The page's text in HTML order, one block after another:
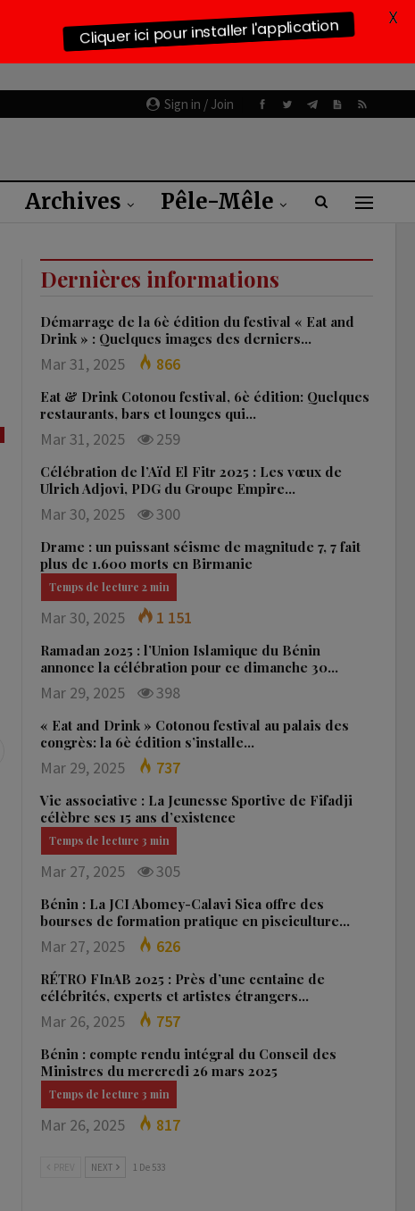
Sign in / Join
Archives Pêle-Mêle
Dernières informations
Démarrage de la 6è édition du festival « Eat and
Drink » : Quelques images des derniers…
Mar 31, 2025 866
Eat & Drink Cotonou festival, 6è édition: Quelques
restaurants, bars et lounges qui…
Mar 31, 2025 259
Célébration de l’Aïd El Fitr 2025 : Les vœux de
Ulrich Adjovi, PDG du Groupe Empire…
Mar 30, 2025 300
Drame : un puissant séisme de magnitude 7, 7 fait
plus de 1.600 morts en Birmanie
Mar 30, 2025 1 151
Ramadan 2025 : l’Union Islamique du Bénin
annonce la célébration pour ce dimanche 30…
Mar 29, 2025 398
« Eat and Drink » Cotonou festival au palais des
congrès: la 6è édition s’installe…
Mar 29, 2025 737
Vie associative : La Jeunesse Sportive de Fifadji
célèbre ses 15 ans d’existence
Mar 27, 2025 305
Bénin : La JCI Abomey-Calavi Sica offre des
bourses de formation pratique en pisciculture…
Mar 27, 2025 626
RÉTRO FInAB 2025 : Près d’une centaine de
célébrités, experts et artistes étrangers…
Mar 26, 2025 757
Bénin : compte rendu intégral du Conseil des
Ministres du mercredi 26 mars 2025
Mar 26, 2025 817
NEXT 1 De 533
Cliquer ici pour installer l'application
X